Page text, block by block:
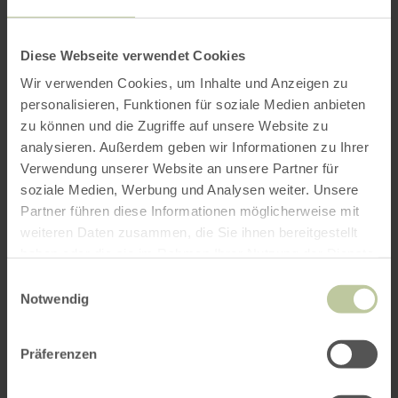
Diese Webseite verwendet Cookies
Wir verwenden Cookies, um Inhalte und Anzeigen zu
personalisieren, Funktionen für soziale Medien anbieten
zu können und die Zugriffe auf unsere Website zu
analysieren. Außerdem geben wir Informationen zu Ihrer
Verwendung unserer Website an unsere Partner für
soziale Medien, Werbung und Analysen weiter. Unsere
Partner führen diese Informationen möglicherweise mit
weiteren Daten zusammen, die Sie ihnen bereitgestellt
Notwendig
Präferenzen
Abreise
Anzahl Zimmer / Ferienwohnung